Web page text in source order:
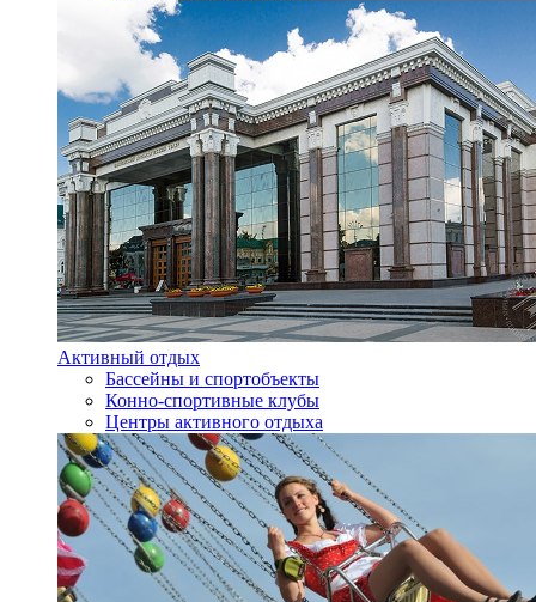
Активный отдых
Бассейны и спортобъекты
Конно-спортивные клубы
Центры активного отдыха